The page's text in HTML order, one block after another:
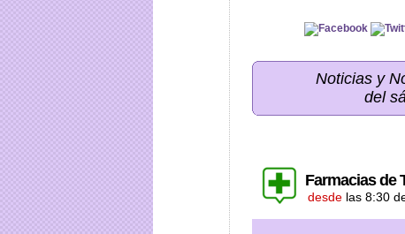
Noticias y
del
Farmacias de
desde las 8:30